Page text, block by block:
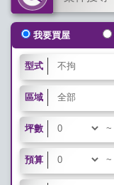
我要買屋
型式
區域
坪數 ~
預算 ~